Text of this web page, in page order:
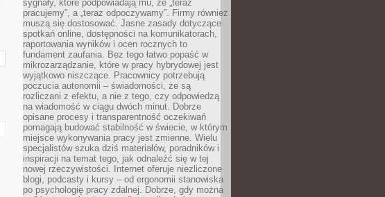
sygnały, które podpowiadają mu, że „teraz
pracujemy”, a „teraz odpoczywamy”. Firmy również
muszą się dostosować. Jasne zasady dotyczące
spotkań online, dostępności na komunikatorach,
raportowania wyników i ocen rocznych to
fundament zaufania. Bez tego łatwo popaść w
mikrozarządzanie, które w pracy hybrydowej jest
wyjątkowo niszczące. Pracownicy potrzebują
poczucia autonomii – świadomości, że są
rozliczani z efektu, a nie z tego, czy odpowiedzą
na wiadomość w ciągu dwóch minut. Dobrze
opisane procesy i transparentność oczekiwań
pomagają budować stabilność w świecie, w którym
miejsce wykonywania pracy jest zmienne. Wielu
specjalistów szuka dziś materiałów, poradników i
inspiracji na temat tego, jak odnaleźć się w tej
nowej rzeczywistości. Internet oferuje niezliczone
blogi, podcasty i kursy – od ergonomii stanowiska
po psychologię pracy zdalnej. Dobrze, gdy można